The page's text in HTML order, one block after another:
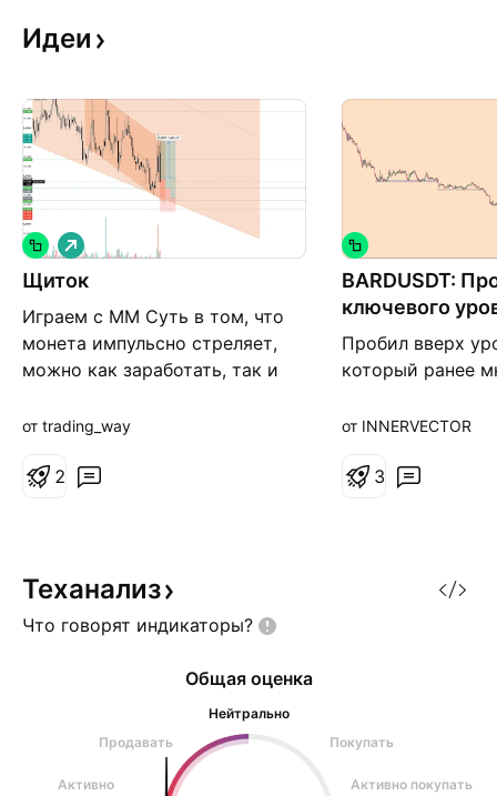
Идеи
Щиток
Играем с ММ Суть в том, что
монета импульсно стреляет,
можно как заработать, так и
Д
л
и
н
я
от trading_way
2
BARDUSDT:
Пробил вверх
который ранее
предыдущих
локально
следовала
от INNERVECTOR
3
Теханализ
Что говорят индикаторы?
Общая оценка
Нейтрально
Продавать
Покупать
Активно
Активно покупать